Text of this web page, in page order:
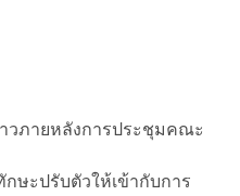
วภายหลังการประชุมคณะ
ษะปรับตัวให้เข้ากับการ